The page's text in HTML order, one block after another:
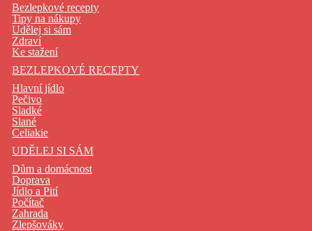
Bezlepkové recepty
Tipy na nákupy
Udělej si sám
Zdraví
Ke stažení
BEZLEPKOVÉ RECEPTY
Hlavní jídlo
Pečivo
Sladké
Slané
Celiakie
UDĚLEJ SI SÁM
Dům a domácnost
Doprava
Jídlo a Pití
Počítač
Zahrada
Zlepšováky